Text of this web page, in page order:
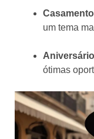
um tema
ótimas